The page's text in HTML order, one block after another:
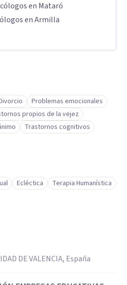
para estar al día en los
la mente humana.
destacaría de mí la escucha
empática y siento
y la ayuda al otro. Poseo
con adolescentes y adultos y
en Mataró
en Armilla
Problemas emocionales
propios de la vejez
Trastornos cognitivos
Ecléctica Terapia Humanística
DE VALENCIA, España